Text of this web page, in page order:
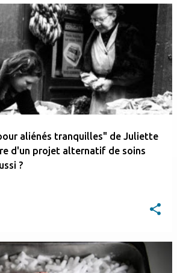
aliénés tranquilles" de Juliette
d'un projet alternatif de soins
?